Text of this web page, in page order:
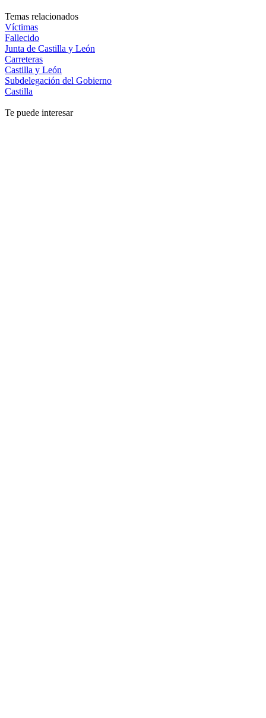
Temas relacionados
Víctimas
Fallecido
Junta de Castilla y León
Carreteras
Castilla y León
Subdelegación del Gobierno
Castilla
Te puede interesar